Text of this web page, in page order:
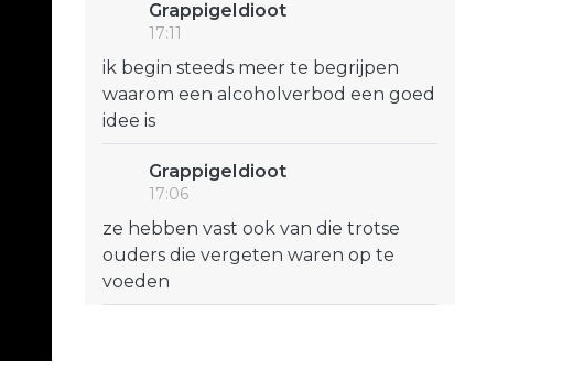
GrappigeIdioot
17:11
ik begin steeds meer te begrijpen
waarom een alcoholverbod een goed
idee is
GrappigeIdioot
17:06
ze hebben vast ook van die trotse
ouders die vergeten waren op te
voeden